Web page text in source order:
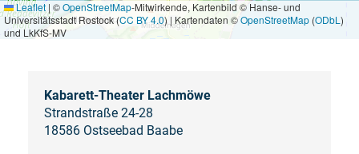
Leaflet | ©OpenStreetMap-Mitwirkende, Kartenbild © Hanse- und
Universitätsstadt Rostock (CC BY 4.0) | Kartendaten ©OpenStreetMap (ODbL )
und LkKfS-MV
Kabarett-Theater Lachmöwe
Strandstraße 24-28
18586 Ostseebad Baabe